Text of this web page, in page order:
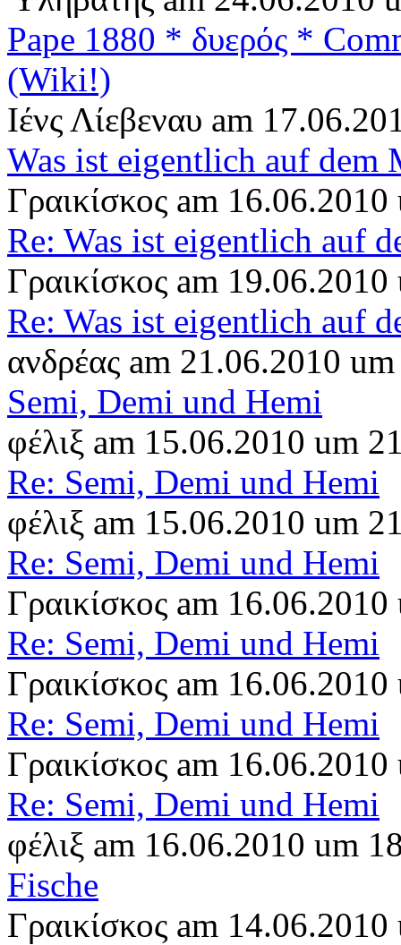
Pape 1880 * δυερός *
(Wiki!)
Ιένς Λίεβεναυ am
Was ist eigentlich auf dem
Γραικίσκος am
Re: Was ist eigentlich auf
Γραικίσκος am
Re: Was ist eigentlich auf
ανδρέας am 21.06.2010
Semi, Demi und Hemi
φέλιξ am 15.06.2010 um
Re: Semi, Demi und Hemi
φέλιξ am 15.06.2010 um
Re: Semi, Demi und Hemi
Γραικίσκος am
Re: Semi, Demi und Hemi
Γραικίσκος am
Re: Semi, Demi und Hemi
Γραικίσκος am
Re: Semi, Demi und Hemi
φέλιξ am 16.06.2010 um
Fische
Γραικίσκος am